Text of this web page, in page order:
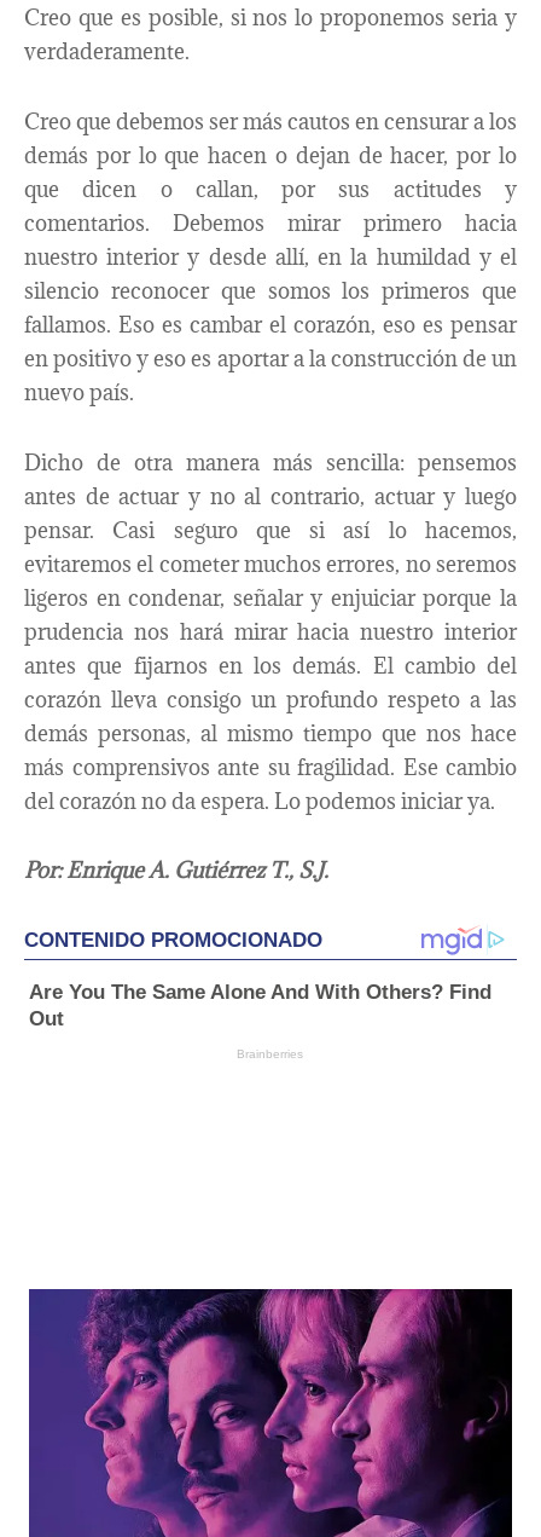
Creo que es posible, si nos lo proponemos seria y
verdaderamente.
Creo que debemos ser más cautos en censurar a los
demás por lo que hacen o dejan de hacer, por lo
que dicen o callan, por sus actitudes y
comentarios. Debemos mirar primero hacia
nuestro interior y desde allí, en la humildad y el
silencio reconocer que somos los primeros que
fallamos. Eso es cambar el corazón, eso es pensar
en positivo y eso es aportar a la construcción de un
nuevo país.
Dicho de otra manera más sencilla: pensemos
antes de actuar y no al contrario, actuar y luego
pensar. Casi seguro que si así lo hacemos,
evitaremos el cometer muchos errores, no seremos
ligeros en condenar, señalar y enjuiciar porque la
prudencia nos hará mirar hacia nuestro interior
antes que fijarnos en los demás. El cambio del
corazón lleva consigo un profundo respeto a las
demás personas, al mismo tiempo que nos hace
más comprensivos ante su fragilidad. Ese cambio
del corazón no da espera. Lo podemos iniciar ya.
Por: Enrique A. Gutiérrez T., S.J.